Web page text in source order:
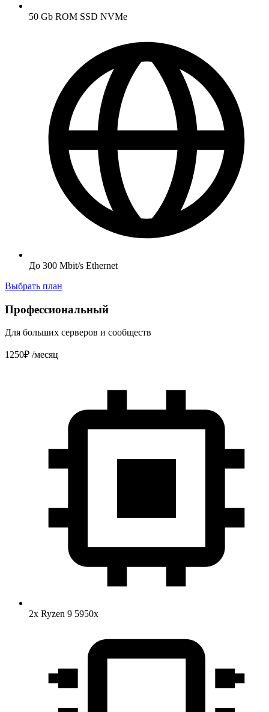
50 Gb ROM SSD NVMe
До 300 Mbit/s Ethernet
Выбрать план
Профессиональный
Для больших серверов и сообществ
1250₽ /месяц
2x Ryzen 9 5950x